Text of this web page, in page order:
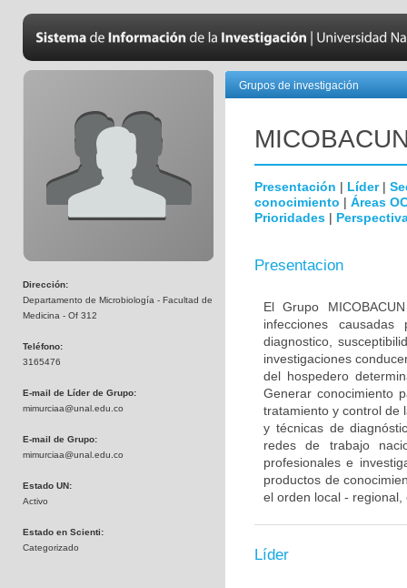
Dirección:
Departamento de Microbiología - Facultad de
Medicina - Of 312
Teléfono:
3165476
E-mail de Líder de Grupo:
mimurciaa@unal.edu.co
E-mail de Grupo:
mimurciaa@unal.edu.co
Estado UN:
Activo
Estado en Scienti:
Categorizado
Grupos de investigación
Presentación | Líder|
conocimiento | Áreas
Prioridades |
Presentacion
El Grupo
infecciones
diagnostico,
investigaciones
del hospedero
Generar conocimiento
tratamiento y control de
y técnicas de
redes de trabajo
profesionales e
productos de
el orden local -
Líder